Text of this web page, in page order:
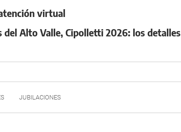
virtual
del Alto Valle, Cipolletti 2026: los detalles
JUBILACIONES